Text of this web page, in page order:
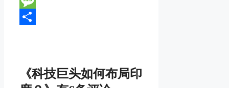
Message
《科技巨头如何布局印